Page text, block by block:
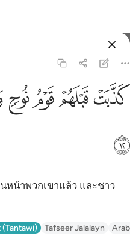
كذبت
كَذَّبَتْ قَبْلَهُمْ
ﲫﲬﲭﲮ
ﲲ
หน้าพวกเขาแล้ว และชาว
Tafseer Jalalayn